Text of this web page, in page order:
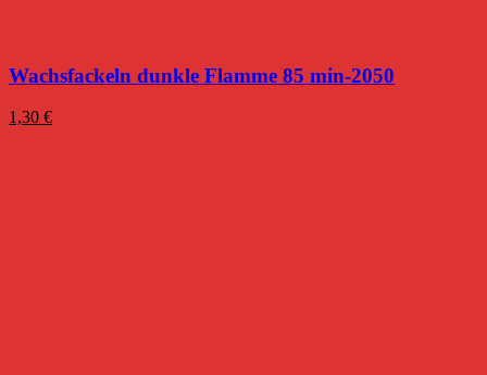
Wachsfackeln dunkle Flamme 85 min-2050
1,30 €